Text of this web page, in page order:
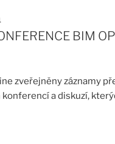
BIM
zveřejněny záznamy
a diskuzí,